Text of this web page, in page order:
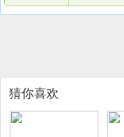
猜你喜欢